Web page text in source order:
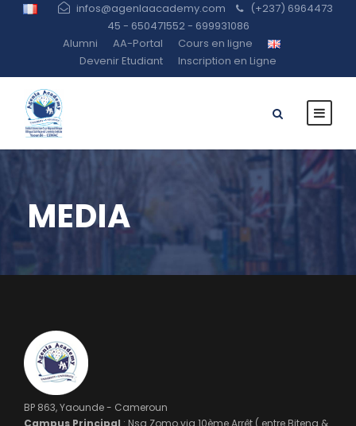
infos@agenlaacademy.com
(+237) 6964473
45 - 650471552 - 699931086
Alumni
AA-Portal
Cours en ligne
Devenir Etudiant
Inscription en Ligne
MEDIA
BP 863, Yaounde - Cameroun
Campus Principal : Nsa Zomo via 10ème Arrêt ( entre Biteng &